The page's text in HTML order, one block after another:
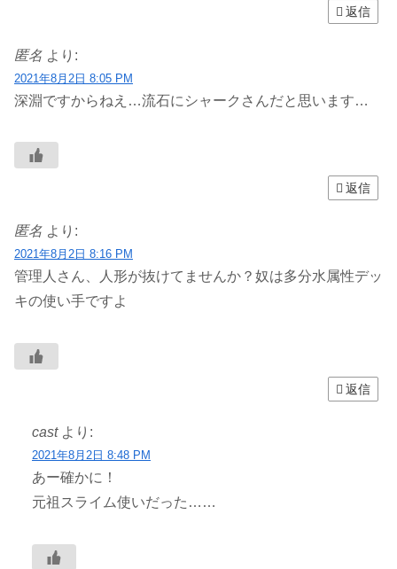
返信
匿名 より:
2021年8月2日 8:05 PM
深淵ですからねえ…流石にシャークさんだと思います…
返信
匿名 より:
2021年8月2日 8:16 PM
管理人さん、人形が抜けてませんか？奴は多分水属性デッ
キの使い手ですよ
返信
cast より:
2021年8月2日 8:48 PM
あー確かに！
元祖スライム使いだった……